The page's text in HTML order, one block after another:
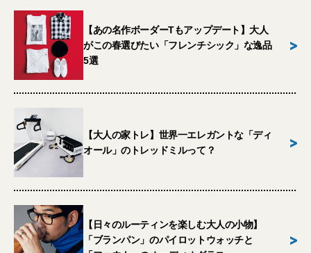
【あの名作ボーダーTもアップデート】大人
がこの春選びたい「フレンチシック」な逸品
5選
>
【大人の家トレ】世界一エレガントな「ディ
オール」のトレッドミルって？
>
【日々のルーティンを楽しむ大人の小物】
「ブランパン」のパイロットウォッチと
>